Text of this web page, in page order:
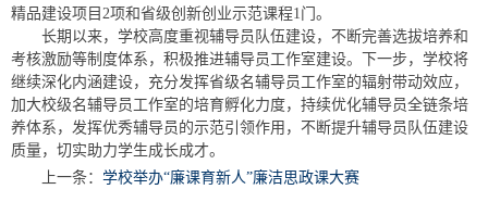
精品建设项目2项和省级创新创业示范课程1门。
长期以来，学校高度重视辅导员队伍建设，不断完善选拔培养和
考核激励等制度体系，积极推进辅导员工作室建设。下一步，学校将
继续深化内涵建设，充分发挥省级名辅导员工作室的辐射带动效应，
加大校级名辅导员工作室的培育孵化力度，持续优化辅导员全链条培
养体系，发挥优秀辅导员的示范引领作用，不断提升辅导员队伍建设
质量，切实助力学生成长成才。
上一条： 学校举办“廉课育新人”廉洁思政课大赛